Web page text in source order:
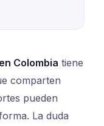
Colombia tiene
comparten
pueden
La duda